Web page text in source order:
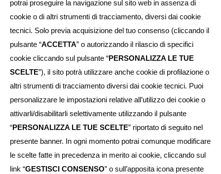
potrai proseguire la navigazione sul sito web in assenza di
cookie o di altri strumenti di tracciamento, diversi dai cookie
tecnici. Solo previa acquisizione del tuo consenso (cliccando il
pulsante “ACCETTA” o autorizzando il rilascio di specifici
cookie cliccando sul pulsante “PERSONALIZZA LE TUE
SCELTE”), il sito potrà utilizzare anche cookie di profilazione o
altri strumenti di tracciamento diversi dai cookie tecnici. Puoi
personalizzare le impostazioni relative all’utilizzo dei cookie o
attivarli/disabilitarli selettivamente utilizzando il pulsante
“PERSONALIZZA LE TUE SCELTE” riportato di seguito nel
presente banner. In ogni momento potrai comunque modificare
le scelte fatte in precedenza in merito ai cookie, cliccando sul
link “GESTISCI CONSENSO” o sull’apposita icona presente